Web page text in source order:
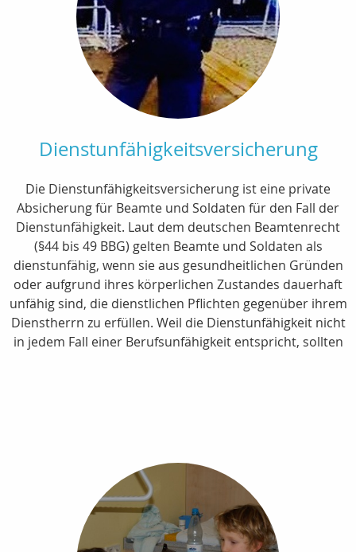
Dienstunfähigkeitsversicherung
Die Dienstunfähigkeitsversicherung ist eine private
Absicherung für Beamte und Soldaten für den Fall der
Dienstunfähigkeit. Laut dem deutschen Beamtenrecht
(§44 bis 49 BBG) gelten Beamte und Soldaten als
dienstunfähig, wenn sie aus gesundheitlichen Gründen
oder aufgrund ihres körperlichen Zustandes dauerhaft
unfähig sind, die dienstlichen Pflichten gegenüber ihrem
Dienstherrn zu erfüllen. Weil die Dienstunfähigkeit nicht
in jedem Fall einer Berufsunfähigkeit entspricht, sollten